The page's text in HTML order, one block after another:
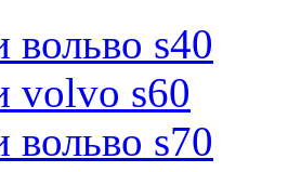
вольво s40
volvo s60
вольво s70